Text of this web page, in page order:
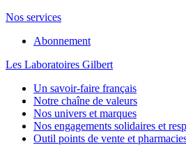
Nos services
Abonnement
Les Laboratoires Gilbert
Un savoir-faire français
Notre chaîne de valeurs
Nos univers et marques
Nos engagements solidaires et
Outil points de vente et